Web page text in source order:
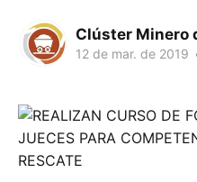
Clúster Minero
12 de mar. de 2019